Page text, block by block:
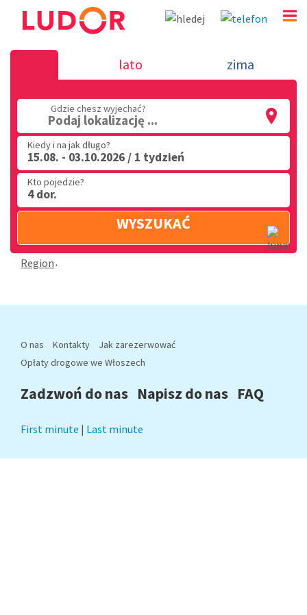
Wczasy Włochy - 2026
(32) 720 60 56
PN - PT: 9.00 - 15.00
lato zima
Gdzie chesz wyjechać?
Podaj lokalizację ...
Kiedy i na jak długo?
15.08. - 03.10.2026 / 1 tydzień
Kto pojedzie?
4 dor.
WYSZUKAĆ
Region
O nas Kontakty
Jak zarezerwować
Opłaty drogowe we Włoszech
Zadzwoń do nas Napisz do nas FAQ
First minute | Last minute